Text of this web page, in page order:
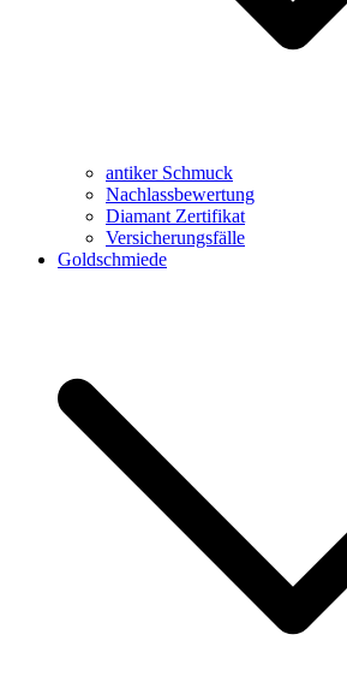
antiker Schmuck
Nachlassbewertung
Diamant Zertifikat
Versicherungsfälle
Goldschmiede